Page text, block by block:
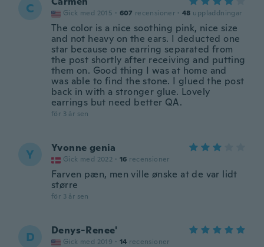
C Gick med 2015 · 607 recensioner · 48 uppladdningar
The color is a nice soothing pink, nice size
and not heavy on the ears. I deducted one
star because one earring separated from
the post shortly after receiving and putting
them on. Good thing I was at home and
was able to find the stone. I glued the post
back in with a stronger glue. Lovely
earrings but need better QA.
för 3 år sen
Y Yvonne genia
Gick med 2022 · 16 recensioner
Farven pæn, men ville ønske at de var lidt
større
för 3 år sen
D Denys-Renee'
Gick med 2019 · 14 recensioner